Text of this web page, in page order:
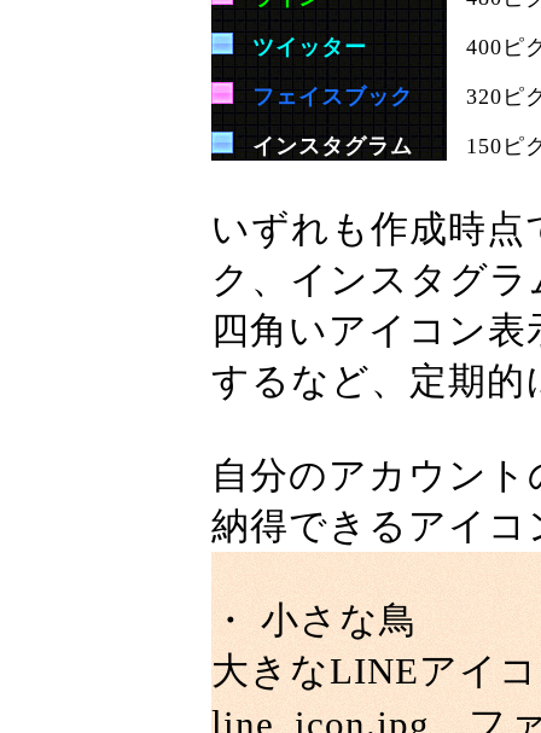
ツイッター
フェイスブック
インスタグラム
400ピ
320ピ
150ピ
いずれも作成時
ク、インスタグ
四角いアイコン
するなど、定期
自分のアカウン
納得できるアイ
・ 小さな鳥
大きなLINEアイ
line_icon.jpg フ